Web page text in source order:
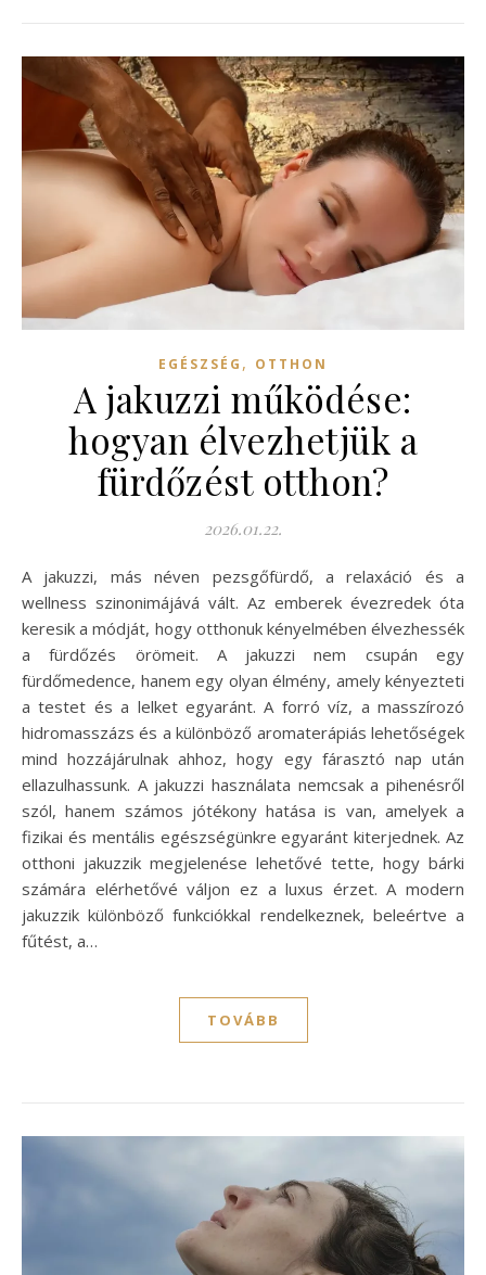
EGÉSZSÉG , OTTHON
A jakuzzi működése:
hogyan élvezhetjük a
fürdőzést otthon?
2026.01.22.
A jakuzzi, más néven pezsgőfürdő, a relaxáció és a
wellness szinonimájává vált. Az emberek évezredek óta
keresik a módját, hogy otthonuk kényelmében élvezhessék
a fürdőzés örömeit. A jakuzzi nem csupán egy
fürdőmedence, hanem egy olyan élmény, amely kényezteti
a testet és a lelket egyaránt. A forró víz, a masszírozó
hidromasszázs és a különböző aromaterápiás lehetőségek
mind hozzájárulnak ahhoz, hogy egy fárasztó nap után
ellazulhassunk. A jakuzzi használata nemcsak a pihenésről
szól, hanem számos jótékony hatása is van, amelyek a
fizikai és mentális egészségünkre egyaránt kiterjednek. Az
otthoni jakuzzik megjelenése lehetővé tette, hogy bárki
számára elérhetővé váljon ez a luxus érzet. A modern
jakuzzik különböző funkciókkal rendelkeznek, beleértve a
fűtést, a…
TOVÁBB